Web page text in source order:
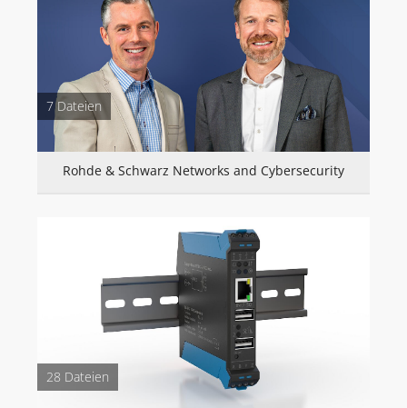
7 Dateien
Rohde & Schwarz Networks and Cybersecurity
28 Dateien